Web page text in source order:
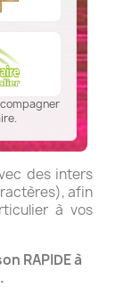
des inters
afin
à vos
RAPIDE à